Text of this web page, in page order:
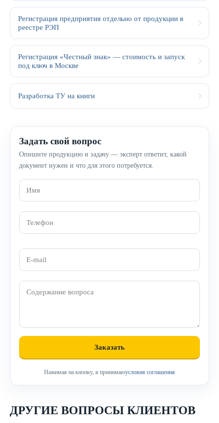
Регистрация предприятия отдельно от продукции в
реестре РЭП
Регистрация «Честный знак» — стоимость и запуск
под ключ в Москве
Разработка ТУ на книги
Задать свой вопрос
Опишите продукцию и задачу — эксперт ответит, какой
документ нужен и что для этого потребуется.
Нажимая на кнопку, я принимаюусловия соглашения
ДРУГИЕ ВОПРОСЫ КЛИЕНТОВ